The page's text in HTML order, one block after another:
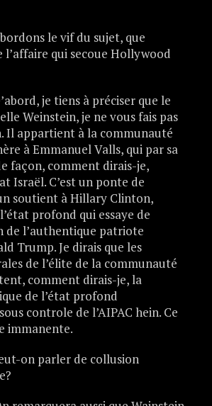
le vif du sujet, que
l’affaire qui secoue Hollywood
je tiens à préciser que le
Weinstein, je ne vous fais pas
Il appartient à la communauté
à Emmanuel Valls, qui par sa
façon, comment dirais-je,
Israël. C’est un ponte de
soutient à Hillary Clinton,
profond qui essaye de
de l’authentique patriote
Trump. Je dirais que les
de l’élite de la communauté
comment dirais-je, la
de l’état profond
controle de l’AIPAC hein. Ce
immanente.
on parler de collusion